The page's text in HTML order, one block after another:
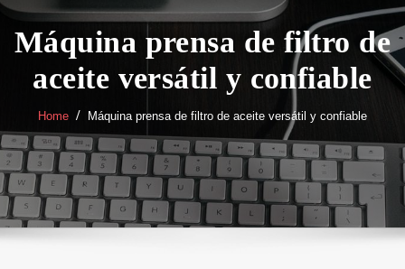
Máquina prensa de filtro de
aceite versátil y confiable
Home Máquina prensa de filtro de aceite versátil y confiable